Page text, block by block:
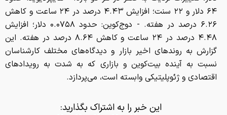
۶۴ دلار و ۲۲ سنت؛ افزایش ۴.۴۳ درصد در ۲۴ ساعت و کاهش
۶.۲۶ درصد در هفته. - دوج‌کوین: حدود ۰.۰۷۵۸ دلار؛ افزایش
۴.۴۸ درصد در ۲۴ ساعت و کاهش ۸.۶۴ درصد در هفته. این
گزارش به روندهای اخیر بازار و دیدگاه‌های مختلف کارشناسان
نسبت به آینده بیت‌کوین و بازاری که به شدت به رویدادهای
اقتصادی و ژئوپلیتیکی وابسته است، می‌پردازد.
این خبر را به اشتراک بگذارید: